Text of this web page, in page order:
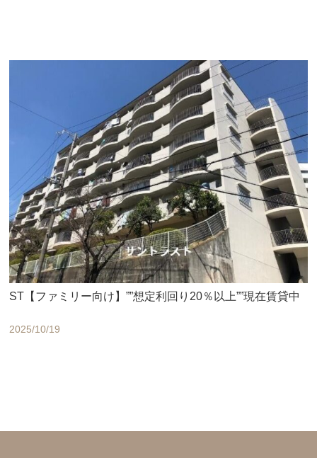
ST【ファミリー向け】””想定利回り20％以上””現在賃貸中
2025/10/19